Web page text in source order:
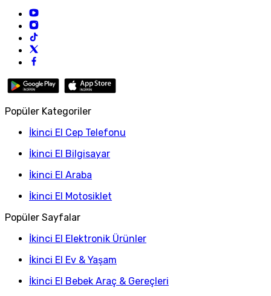
Popüler Kategoriler
İkinci El Cep Telefonu
İkinci El Bilgisayar
İkinci El Araba
İkinci El Motosiklet
Popüler Sayfalar
İkinci El Elektronik Ürünler
İkinci El Ev & Yaşam
İkinci El Bebek Araç & Gereçleri